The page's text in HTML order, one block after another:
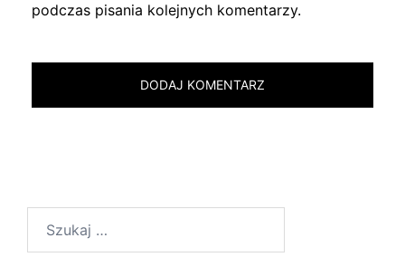
podczas pisania kolejnych komentarzy.